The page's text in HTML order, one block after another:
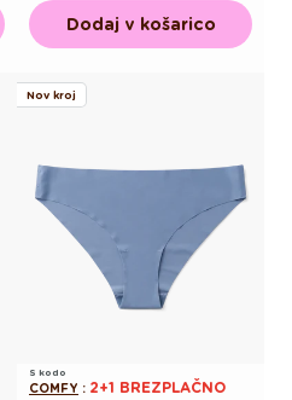
Dodaj v košarico
Nov kroj
S kodo
COMFY : 2+1 BREZPLAČNO